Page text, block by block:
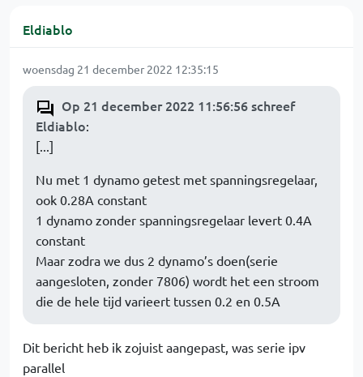
Eldiablo
woensdag 21 december 2022 12:35:15
Op 21 december 2022 11:56:56 schreef
Eldiablo:
[...]
Nu met 1 dynamo getest met spanningsregelaar,
ook 0.28A constant
1 dynamo zonder spanningsregelaar levert 0.4A
constant
Maar zodra we dus 2 dynamo’s doen(serie
aangesloten, zonder 7806) wordt het een stroom
die de hele tijd varieert tussen 0.2 en 0.5A
Dit bericht heb ik zojuist aangepast, was serie ipv
parallel